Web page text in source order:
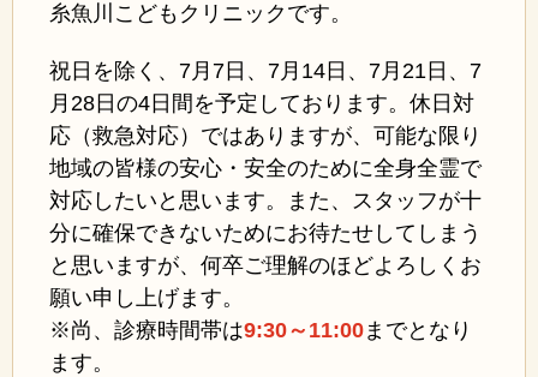
糸魚川こどもクリニックです。
祝日を除く、7月7日、7月14日、7月21日、7
月28日の4日間を予定しております。休日対
応（救急対応）ではありますが、可能な限り
地域の皆様の安心・安全のために全身全霊で
対応したいと思います。また、スタッフが十
分に確保できないためにお待たせしてしまう
と思いますが、何卒ご理解のほどよろしくお
願い申し上げます。
※尚、診療時間帯は9:30～11:00までとなり
ます。